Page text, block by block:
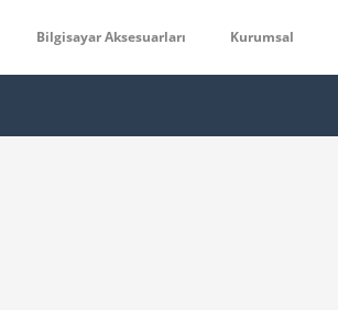
Bilgisayar Aksesuarları Kurumsal